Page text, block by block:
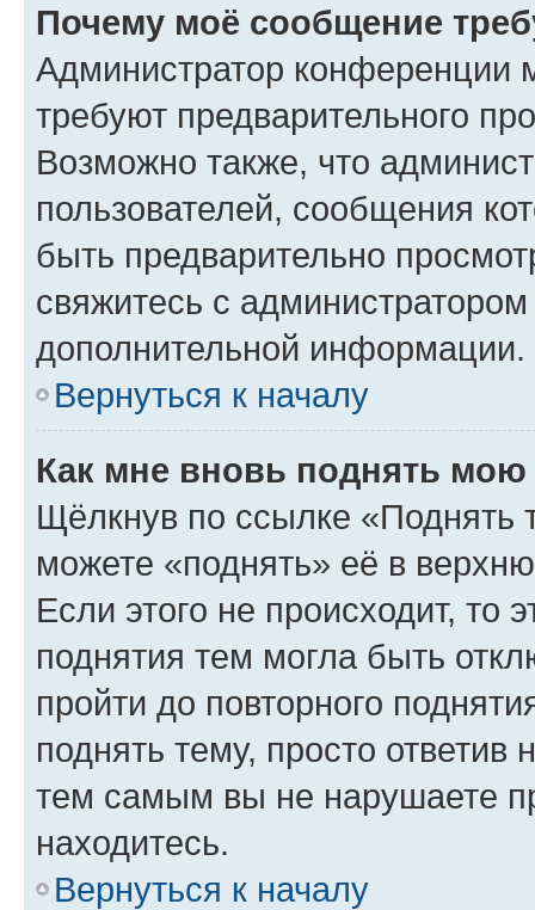
Почему моё сообщение
Администратор конференции
требуют предварительного
Возможно также, что
пользователей, сообщения
быть предварительно
свяжитесь с
дополнительной информации.
Вернуться к началу
Как мне вновь поднять мою
Щёлкнув по ссылке «Поднять
можете «поднять» её в
Если этого не происходит, то
поднятия тем могла быть
пройти до повторного
поднять тему, просто ответив
тем самым вы не нарушаете
находитесь.
Вернуться к началу